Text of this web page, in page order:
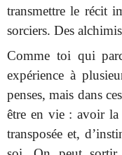
transmettre le récit
sorciers. Des
Comme toi qui
expérience à
penses, mais dans
être en vie : avoir la
transposée et,